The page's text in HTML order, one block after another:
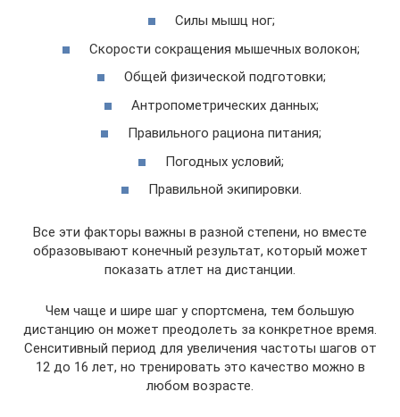
Силы мышц ног;
Скорости сокращения мышечных волокон;
Общей физической подготовки;
Антропометрических данных;
Правильного рациона питания;
Погодных условий;
Правильной экипировки.
Все эти факторы важны в разной степени, но вместе
образовывают конечный результат, который может
показать атлет на дистанции.
Чем чаще и шире шаг у спортсмена, тем большую
дистанцию он может преодолеть за конкретное время.
Сенситивный период для увеличения частоты шагов от
12 до 16 лет, но тренировать это качество можно в
любом возрасте.